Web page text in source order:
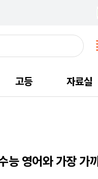
고등 자료실
영어와 가장 가